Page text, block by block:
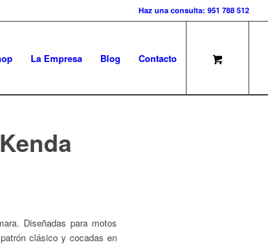
Haz una consulta: 951 788 512
La Empresa Blog Contacto
Diseñadas para motos
clásico y cocadas en